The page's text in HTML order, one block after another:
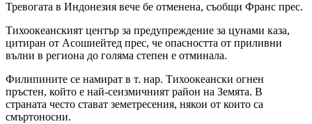
Тревогата в Индонезия вече бе отменена, съобщи Франс прес.
Тихоокеанският център за предупреждение за цунами каза,
цитиран от Асошиейтед прес, че опасността от приливни
вълни в региона до голяма степен е отминала.
Филипините се намират в т. нар. Тихоокеански огнен
пръстен, който е най-сеизмичният район на Земята. В
страната често стават земетресения, някои от които са
смъртоносни.